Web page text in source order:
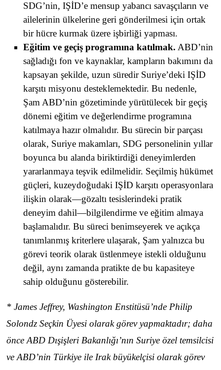
SDG’nin, IŞİD’e mensup yabancı savaşçıların ve
ailelerinin ülkelerine geri gönderilmesi için ortak
bir hücre kurmak üzere işbirliği yapması.
Eğitim ve geçiş programına katılmak. ABD’nin
sağladığı fon ve kaynaklar, kampların bakımını da
kapsayan şekilde, uzun süredir Suriye’deki IŞİD
karşıtı misyonu desteklemektedir. Bu nedenle,
Şam ABD’nin gözetiminde yürütülecek bir geçiş
dönemi eğitim ve değerlendirme programına
katılmaya hazır olmalıdır. Bu sürecin bir parçası
olarak, Suriye makamları, SDG personelinin yıllar
boyunca bu alanda biriktirdiği deneyimlerden
yararlanmaya teşvik edilmelidir. Seçilmiş hükümet
güçleri, kuzeydoğudaki IŞİD karşıtı operasyonlara
ilişkin olarak—gözaltı tesislerindeki pratik
deneyim dahil—bilgilendirme ve eğitim almaya
başlamalıdır. Bu süreci benimseyerek ve açıkça
tanımlanmış kriterlere ulaşarak, Şam yalnızca bu
görevi teorik olarak üstlenmeye istekli olduğunu
değil, aynı zamanda pratikte de bu kapasiteye
sahip olduğunu gösterebilir.
* James Jeffrey, Washington Enstitüsü’nde Philip
Solondz Seçkin Üyesi olarak görev yapmaktadır; daha
önce ABD Dışişleri Bakanlığı’nın Suriye özel temsilcisi
ve ABD’nin Türkiye ile Irak büyükelçisi olarak görev